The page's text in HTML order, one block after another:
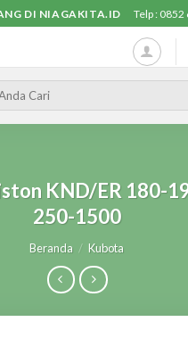
DI NIAGAKITA.ID Telp :
KND/ER 180-
250-1500
Beranda / Kubota